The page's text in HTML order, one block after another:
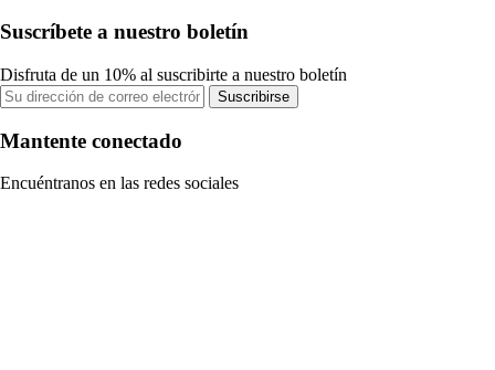
Suscríbete a nuestro boletín
Disfruta de un 10% al suscribirte a nuestro boletín
Suscribirse
Mantente conectado
Encuéntranos en las redes sociales